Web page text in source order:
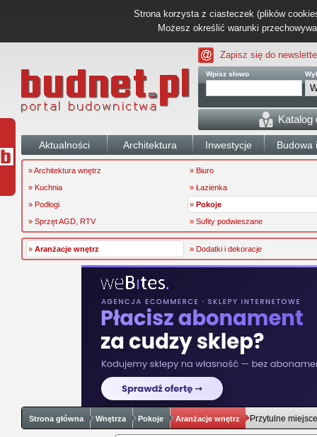
Strona korzysta z ciasteczek (plików
Możesz określić warunki
Zapisz się do
Wpisz słowo
Katalog
Aktualności Architektura Inwestycje Budowa
» Architektura wnętrz
» Biuro
» Kuchnia
» Łazienka
» Podłogi
» Pokoje
» Sprzęt AGD, RTV
» Sufity podwieszane
» Aranżacje wnętrz » Dodatki i dekoracje
Strona główna Wnętrza Pokoje Aranżacje wnętrz Przytulne